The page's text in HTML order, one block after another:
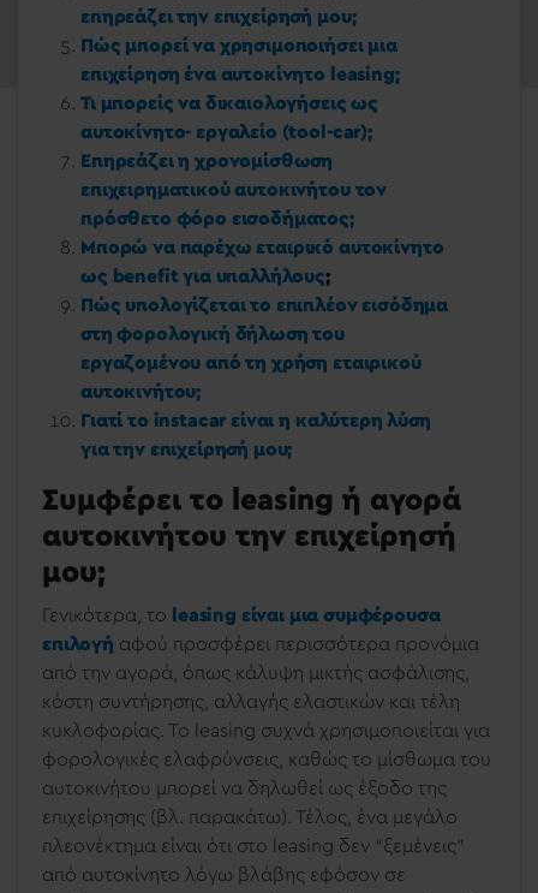
επηρεάζει την επιχείρησή μου;
Πώς μπορεί να χρησιμοποιήσει μια
επιχείρηση ένα αυτοκίνητο leasing;
Τι μπορείς να δικαιολογήσεις ως
αυτοκίνητο- εργαλείο (tool-car);
Επηρεάζει η χρονομίσθωση
επιχειρηματικού αυτοκινήτου τον
πρόσθετο φόρο εισοδήματος;
Μπορώ να παρέχω εταιρικό αυτοκίνητο
ως benefit για υπαλλήλους;
Πώς υπολογίζεται το επιπλέον εισόδημα
στη φορολογική δήλωση του
εργαζομένου από τη χρήση εταιρικού
αυτοκινήτου;
Γιατί το instacar είναι η καλύτερη λύση
για την επιχείρησή μου;
Συμφέρει το leasing ή αγορά
αυτοκινήτου την επιχείρησή
μου;
Γενικότερα, το
leasing είναι μια συμφέρουσα
επιλογή αφού προσφέρει περισσότερα προνόμια
από την αγορά, όπως κάλυψη μικτής ασφάλισης,
κόστη συντήρησης, αλλαγής ελαστικών και τέλη
κυκλοφορίας. Το leasing συχνά χρησιμοποιείται για
φορολογικές ελαφρύνσεις, καθώς το μίσθωμα του
αυτοκινήτου μπορεί να δηλωθεί ως έξοδο της
επιχείρησης (βλ. παρακάτω). Τέλος, ένα μεγάλο
πλεονέκτημα είναι ότι στο leasing δεν “ξεμένεις”
από αυτοκίνητο λόγω βλάβης εφόσον σε